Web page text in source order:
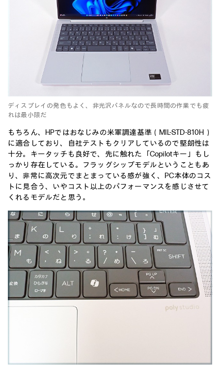
ディスプレイの発色もよく、非光沢パネルなので長時間の作業でも疲
れは最小限だ
もちろん、HPではおなじみの米軍調達基準（MIL-STD-810H）
に適合しており、自社テストもクリアしているので堅朗性は
十分。キータッチも良好で、先に触れた「Copilotキー」もし
っかり存在している。フラッグシップモデルということもあ
り、非常に高次元でまとまっている感が強く、PC本体のコス
トに見合う、いやコスト以上のパフォーマンスを感じさせて
くれるモデルだと思う。